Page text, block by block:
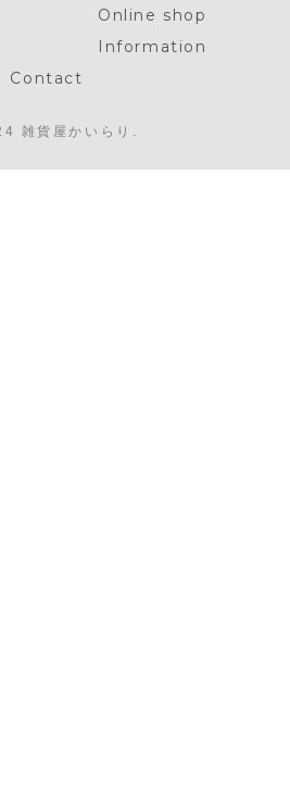
Online shop
Information
Contact
雑貨屋かいらり.